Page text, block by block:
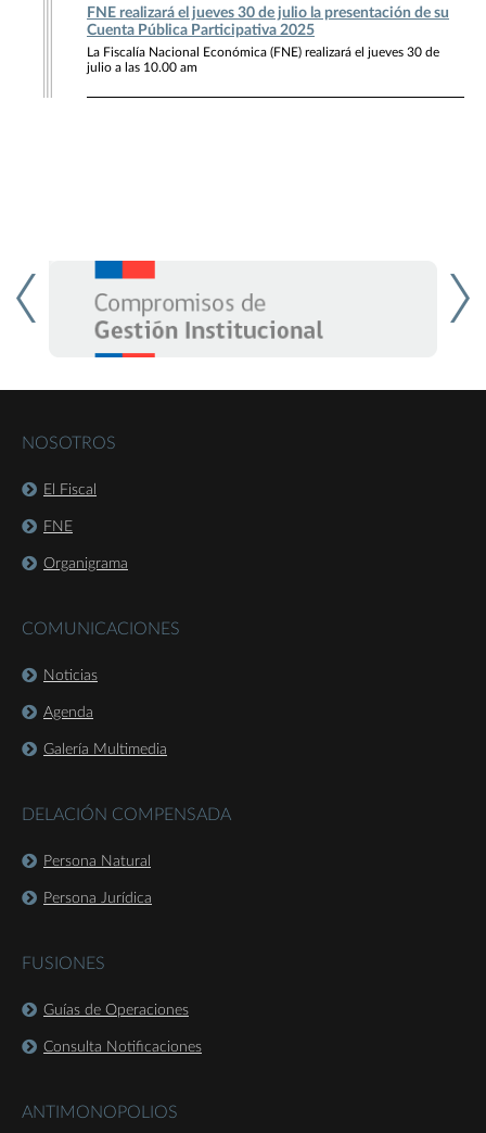
FNE realizará el jueves 30 de julio la presentación de su
Cuenta Pública Participativa 2025
La Fiscalía Nacional Económica (FNE) realizará el jueves 30 de
julio a las 10.00 am
NOSOTROS
El Fiscal
FNE
Organigrama
COMUNICACIONES
Noticias
Agenda
Galería Multimedia
DELACIÓN COMPENSADA
Persona Natural
Persona Jurídica
FUSIONES
Guías de Operaciones
Consulta Notificaciones
ANTIMONOPOLIOS